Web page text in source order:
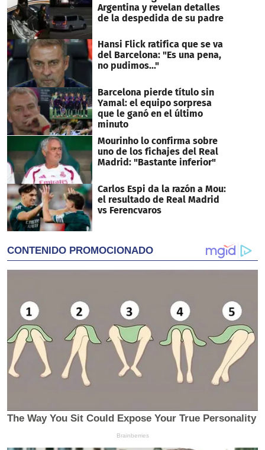
seconds
Argentina y revelan detalles
de la despedida de su padre
Hansi Flick ratifica que se va
del Barcelona: "Es una pena,
no pudimos..."
Barcelona pierde título sin
Yamal: el equipo sorpresa
que le ganó en el último
minuto
Mourinho lo confirma sobre
uno de los fichajes del Real
Madrid: "Bastante inferior"
Carlos Espi da la razón a Mou:
el resultado de Real Madrid
vs Ferencvaros